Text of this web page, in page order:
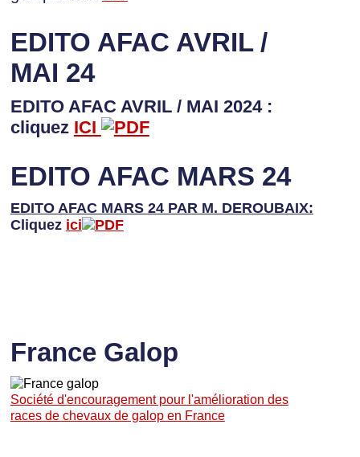
EDITO AFAC AVRIL /
MAI 24
EDITO AFAC AVRIL / MAI 2024 :
cliquez ICI
EDITO AFAC MARS 24
EDITO AFAC MARS 24 PAR M. DEROUBAIX:
Cliquez ici
France Galop
Société d'encouragement pour l'amélioration des
races de chevaux de galop en France